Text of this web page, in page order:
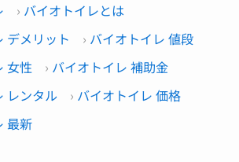
バイオトイレとは
デメリット
バイオトイレ 値段
女性
バイオトイレ 補助金
レンタル
バイオトイレ 価格
最新